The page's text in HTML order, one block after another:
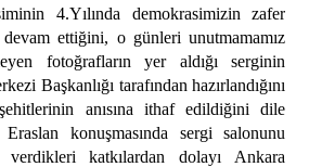
4.Yılında demokrasimizin zafer
ettiğini, o günleri unutmamamız
fotoğrafların yer aldığı serginin
Başkanlığı tarafından hazırlandığını
anısına ithaf edildiğini dile
konuşmasında sergi salonunu
verdikleri katkılardan dolayı Ankara